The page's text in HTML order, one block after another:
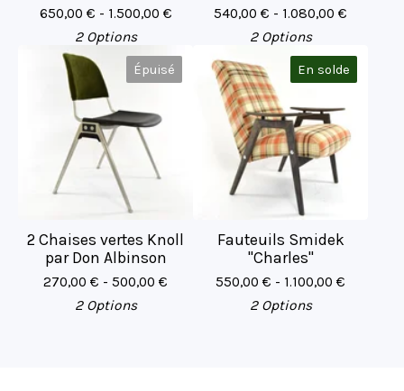
650,00 € - 1.500,00 €
2 Options
540,00 € - 1.080,00 €
2 Options
Épuisé
2 Chaises vertes Knoll
par Don Albinson
270,00 € - 500,00 €
2 Options
En solde
Fauteuils Smidek
"Charles"
550,00 € - 1.100,00 €
2 Options